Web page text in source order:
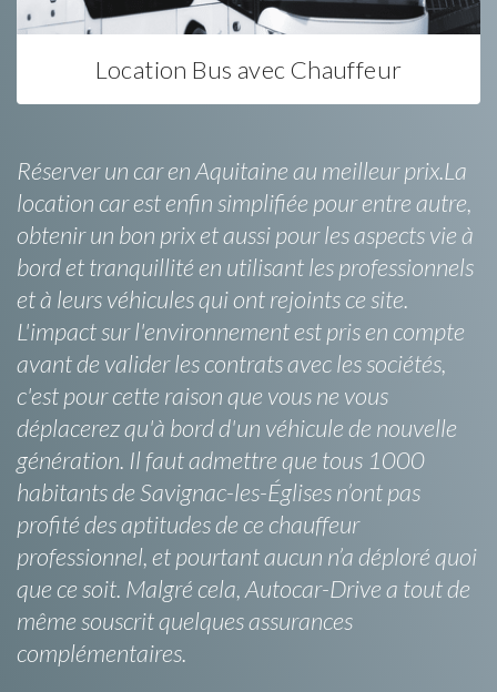
Location Bus avec Chauffeur
Réserver un car en Aquitaine au meilleur prix.La
location car est enfin simplifiée pour entre autre,
obtenir un bon prix et aussi pour les aspects vie à
bord et tranquillité en utilisant les professionnels
et à leurs véhicules qui ont rejoints ce site.
L'impact sur l'environnement est pris en compte
avant de valider les contrats avec les sociétés,
c'est pour cette raison que vous ne vous
déplacerez qu'à bord d'un véhicule de nouvelle
génération. Il faut admettre que tous 1000
habitants de Savignac-les-Églises n’ont pas
profité des aptitudes de ce chauffeur
professionnel, et pourtant aucun n’a déploré quoi
que ce soit. Malgré cela, Autocar-Drive a tout de
même souscrit quelques assurances
complémentaires.